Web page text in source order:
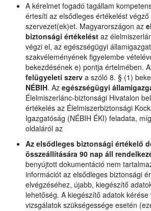
A kérelmet fogadó tagállam
értesíti az elsődleges értékelést végző
szervezet(ek)et. Magyarországon az
biztonsági értékelést az
végzi el, az egészségügyi
szakvéleményének figyelembe
bekezdésének e) pontja értelmében.
felügyeleti szerv a szóló 8. § (1)
NÉBIH. Az egészségügyi
Élelmiszerlánc-biztonsági Hivatalon
értékelés az Élelmiszerbiztonsági
Igazgatóság (NÉBIH ÉKI) feladata,
oldaláról az
Az elsődleges biztonsági értékelő
összeállítására 90 nap áll
benyújtott dokumentáció nem
információt az elsődleges biztonsági
elvégzéséhez, újabb, kiegészítő
lehetőség. A kiegészítő adatok
vizsgálatok szükségessége esetén